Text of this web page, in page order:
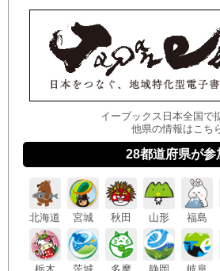
イーブックス日本全国で
他県の情報はこち
28都道府県が参
北海道 宮城 秋田 山形 福島
栃木 茨城 多摩 静岡 岐阜